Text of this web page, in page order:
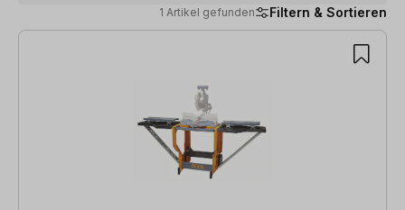
1 Artikel gefunden Filtern & Sortieren
1 Artikel gefunden